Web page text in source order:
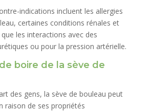
indications incluent les allergies
certaines conditions rénales et
les interactions avec des
ou pour la pression artérielle.
boire de la sève de
des gens, la sève de bouleau peut
raison de ses propriétés